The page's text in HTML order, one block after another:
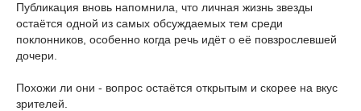
Публикация вновь напомнила, что личная жизнь звезды
остаётся одной из самых обсуждаемых тем среди
поклонников, особенно когда речь идёт о её повзрослевшей
дочери.
Похожи ли они - вопрос остаётся открытым и скорее на вкус
зрителей.